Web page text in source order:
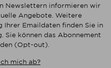
Newslettern informieren wir
Angebote. Weitere
Ihrer Emaildaten finden Sie in
Sie können das Abonnement
(Opt-out).
mich ab?